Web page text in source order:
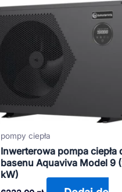
pompy ciepła
Inwerterowa pompa ciepła
basenu Aquaviva Model 9
kW)